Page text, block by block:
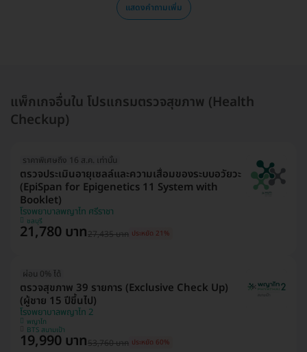
แสดงคำถามเพิ่ม
แพ็กเกจอื่นใน โปรแกรมตรวจสุขภาพ (Health
Checkup)
ราคาพิเศษถึง 16 ส.ค. เท่านั้น
ตรวจประเมินอายุเซลล์และความเสื่อมของระบบอวัยวะ
(EpiSpan for Epigenetics 11 System with
Booklet)
โรงพยาบาลพญาไท ศรีราชา
ชลบุรี
21,780 บาท27,435 บาท ประหยัด 21%
ผ่อน 0% ได้
ตรวจสุขภาพ 39 รายการ (Exclusive Check Up)
(ผู้ชาย 15 ปีขึ้นไป)
โรงพยาบาลพญาไท 2
พญาไท
BTS สนามเป้า
19,990 บาท53,760 บาท ประหยัด 60%